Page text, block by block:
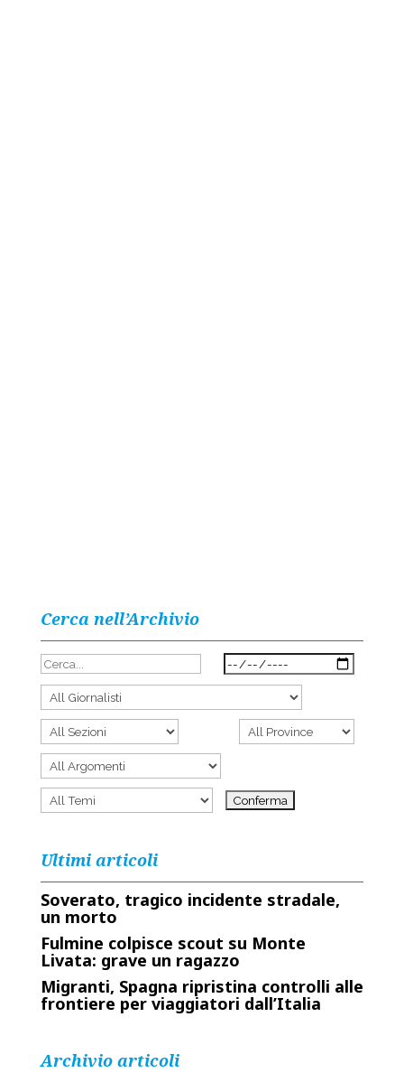
Cerca nell’Archivio
Ultimi articoli
Soverato, tragico incidente stradale,
un morto
Fulmine colpisce scout su Monte
Livata: grave un ragazzo
Migranti, Spagna ripristina controlli alle
frontiere per viaggiatori dall’Italia
Archivio articoli